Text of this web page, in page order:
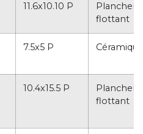
11.6x10.10 P
Plancher
flottant
7.5x5 P Céramique
10.4x15.5 P
Plancher
flottant